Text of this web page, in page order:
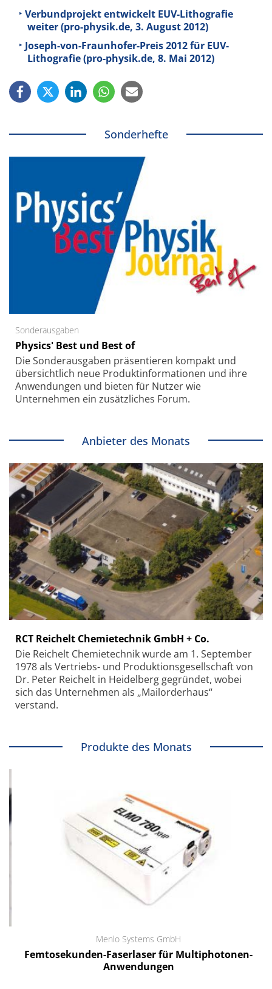
Verbundprojekt entwickelt EUV-Lithografie
weiter (pro-physik.de, 3. August 2012)
Joseph-von-Fraunhofer-Preis 2012 für EUV-
Lithografie (pro-physik.de, 8. Mai 2012)
Sonderhefte
Sonderausgaben
Physics' Best und Best of
Die Sonder­ausgaben präsentieren kompakt und
übersichtlich neue Produkt­informationen und ihre
Anwendungen und bieten für Nutzer wie
Unternehmen ein zusätzliches Forum.
Anbieter des Monats
RCT Reichelt Chemietechnik GmbH + Co.
Die Reichelt Chemietechnik wurde am 1. September
1978 als Vertriebs- und Produktionsgesellschaft von
Dr. Peter Reichelt in Heidelberg gegründet, wobei
sich das Unternehmen als „Mailorderhaus“
verstand.
Produkte des Monats
Menlo Systems GmbH
Femtosekunden-Faserlaser für Multiphotonen-
Anwendungen